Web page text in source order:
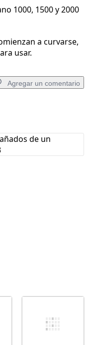
1000, 1500 y 2000
a curvarse,
usar.
Agregar un comentario